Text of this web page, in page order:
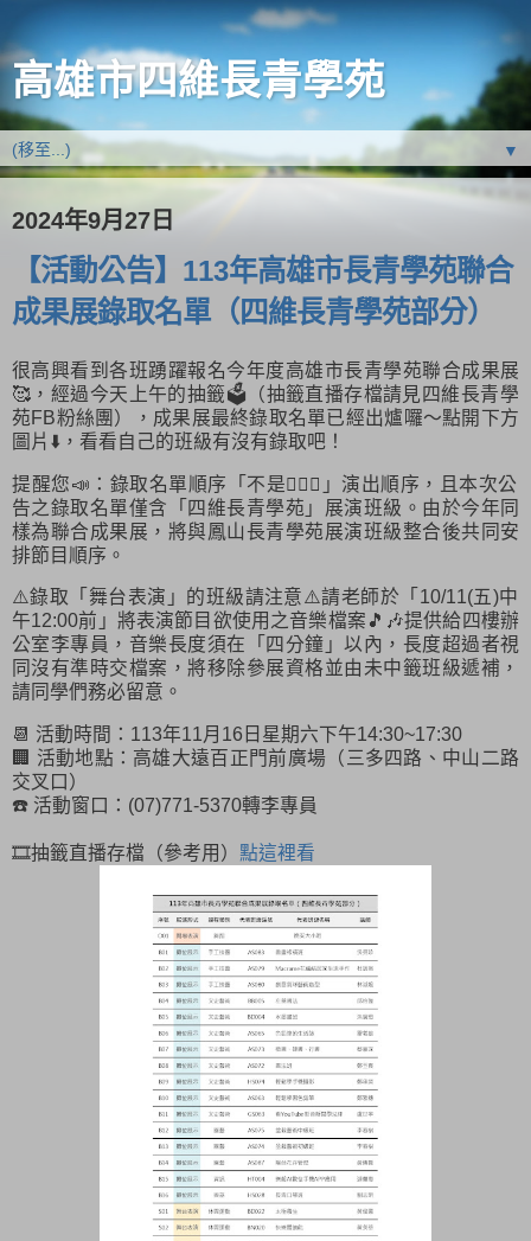
高雄市四維長青學苑
▼
2024年9月27日
【活動公告】113年高雄市長青學苑聯合
成果展錄取名單（四維長青學苑部分）
很高興看到各班踴躍報名今年度高雄市長青學苑聯合成果展
🥰，經過今天上午的抽籤🗳️（抽籤直播存檔請見四維長青學
苑FB粉絲團），成果展最終錄取名單已經出爐囉～點開下方
圖片⬇️，看看自己的班級有沒有錄取吧！
提醒您📣：錄取名單順序「不是🙅🏻‍♀️」演出順序，且本次公
告之錄取名單僅含「四維長青學苑」展演班級。由於今年同
樣為聯合成果展，將與鳳山長青學苑展演班級整合後共同安
排節目順序。
⚠️錄取「舞台表演」的班級請注意⚠️請老師於「10/11(五)中
午12:00前」將表演節目欲使用之音樂檔案🎵🎶提供給四樓辦
公室李專員，音樂長度須在「四分鐘」以內，長度超過者視
同沒有準時交檔案，將移除參展資格並由未中籤班級遞補，
請同學們務必留意。
📆 活動時間：113年11月16日星期六下午14:30~17:30
🏢 活動地點：高雄大遠百正門前廣場（三多四路、中山二路
交叉口）
☎️ 活動窗口：(07)771-5370轉李專員
🎞️抽籤直播存檔（參考用） 點這裡看